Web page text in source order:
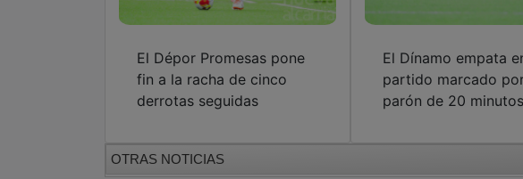
El Dépor Promesas pone
fin a la racha de cinco
derrotas seguidas
El Dínamo empata
partido marcado
parón de 20 minutos
OTRAS NOTICIAS